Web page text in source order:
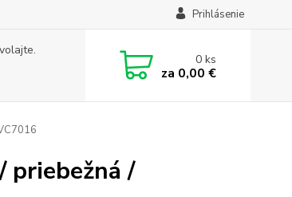
Prihlásenie
0ks
za 0,00 €
priebežná /